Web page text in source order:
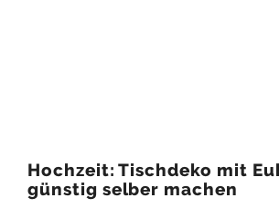
Hochzeit: Tischdeko mit
günstig selber machen